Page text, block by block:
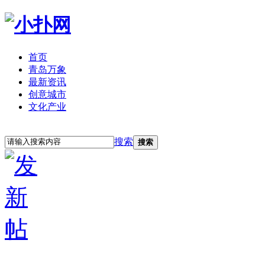
首页
青岛万象
最新资讯
创意城市
文化产业
搜索 搜索